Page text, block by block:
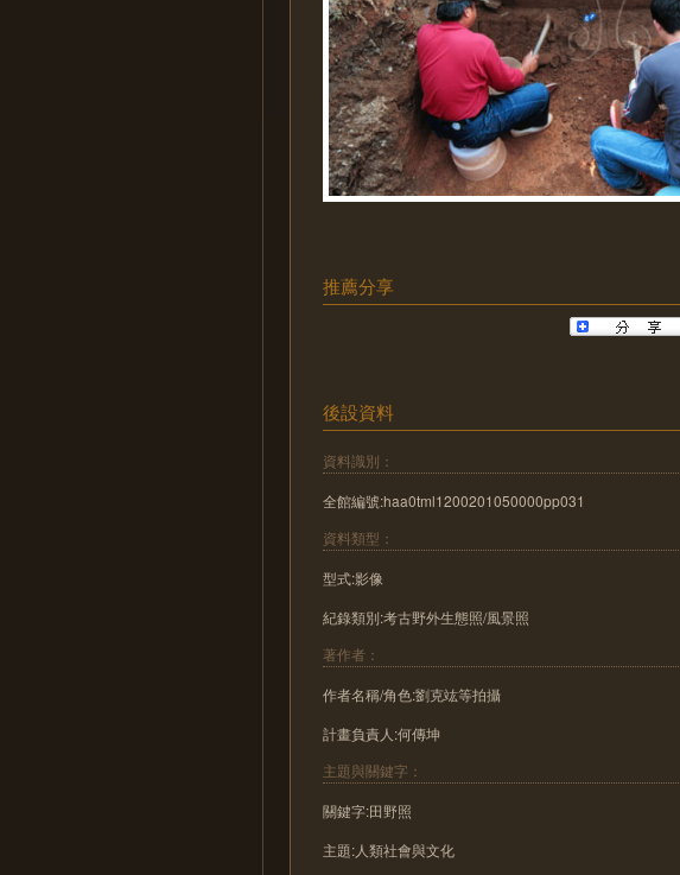
推薦分享
後設資料
資料識別：
全館編號:haa0tml1200201050000pp031
資料類型：
型式:影像
紀錄類別:考古野外生態照/風景照
著作者：
作者名稱/角色:劉克竑等拍攝
計畫負責人:何傳坤
主題與關鍵字：
關鍵字:田野照
主題:人類社會與文化